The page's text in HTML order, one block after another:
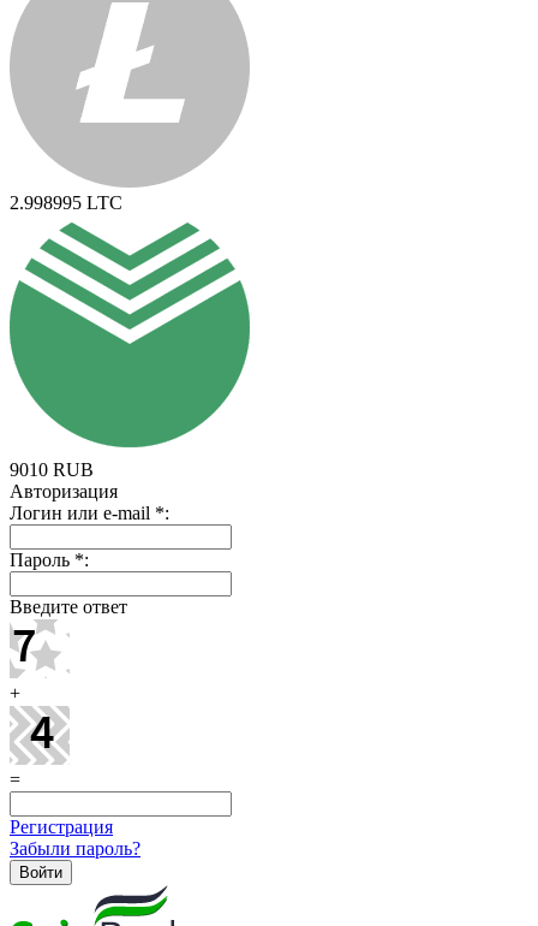
2.998995 LTC
9010 RUB
Авторизация
Логин или e-mail *:
Пароль *:
Введите ответ
+
=
Регистрация
Забыли пароль?